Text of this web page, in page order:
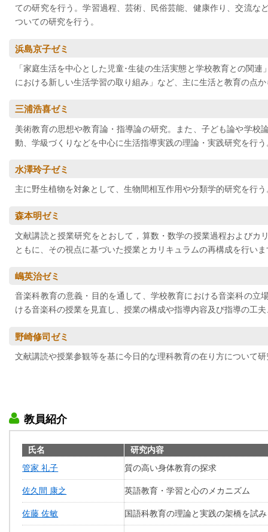
ての研究を行う。学習過程、芸術、民俗芸能、健康作り、交流な
ついての研究を行う。
浜島京子ゼミ
「家庭生活を中心とした児童･生徒の生活実態と学校教育との関
における新しい生活学習の取り組み」など、主に生活と教育の点
三浦浩喜ゼミ
美術教育の思想や教育論・指導論の研究。また、子ども論や学校
動、学級づくりなどを中心に生活指導実践の理論・実践研究を行う
水澤玲子ゼミ
主に野生植物を対象として、生物間相互作用や分類学的研究を行
森本明ゼミ
文献講読と授業研究をとおして，算数・数学の授業過程およびカ
ともに、その視点に基づいた授業とカリキュラムの再構成を行いま
嶋英治ゼミ
音楽科教育の意義・目的を通して、学校教育における音楽科の立
ける音楽科の授業を見直し、授業の構成や指導内容及び指導の工
野崎修司ゼミ
文献講読や授業参観等を基に今日的な理科教育の在り方について
教員紹介
氏名
研究内容
管家 礼子
質の高い身体教育の探求
佐久間 康之 英語教育・学習と心のメカニズム
佐藤 佐敏 国語科教育の理論と実践の架橋を試